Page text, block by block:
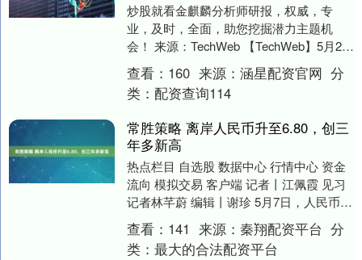
炒股就看金麒麟分析师研报，权威，专
业，及时，全面，助您挖掘潜力主题机
会！ 来源：TechWeb 【TechWeb】5月28
日，英伟达CEO黄仁勋在台北“万亿美元....
查看： 160 来源： 涵星配资官网 分
类： 配资查询114
常胜策略 离岸人民币升至6.80，创三
年多新高
热点栏目 自选股 数据中心 行情中心 资金
流向 模拟交易 客户端 记者丨江佩霞 见习
记者林芊蔚 编辑丨谢珍 5月7日，人民币对
美元在岸价、离岸价双双走高。离岸人....
查看： 141 来源： 秦翔配资平台 分
类： 最大的合法配资平台